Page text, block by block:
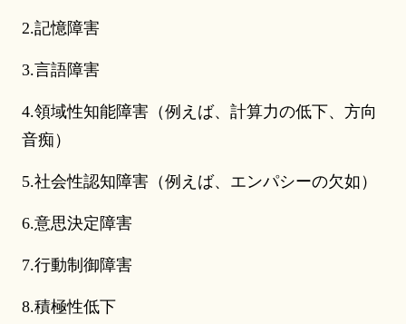
2.記憶障害
3.言語障害
4.領域性知能障害（例えば、計算力の低下、方向
音痴）
5.社会性認知障害（例えば、エンパシーの欠如）
6.意思決定障害
7.行動制御障害
8.積極性低下